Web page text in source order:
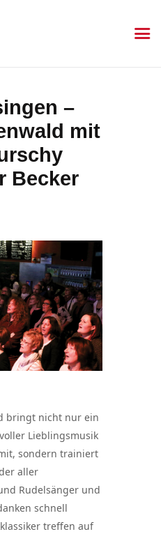
–
mit
Becker
bringt nicht nur ein
Lieblingsmusik
sondern trainiert
aller
Rudelsänger und
schnell
treffen auf